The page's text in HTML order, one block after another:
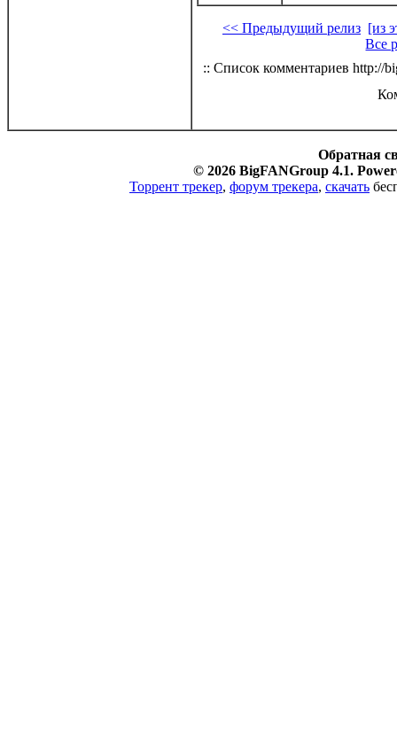
<< Предыдущий релиз [из
Все
:: Список комментариев http://
Обратная
© 2026 BigFANGroup 4.1.
Торрент трекер, форум трекера, скачать